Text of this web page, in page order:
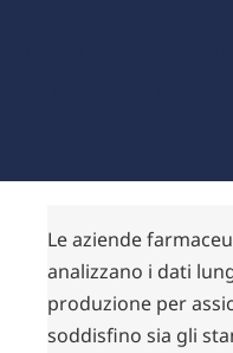
Le aziende
analizzano i dati
produzione per
soddisfino sia gli